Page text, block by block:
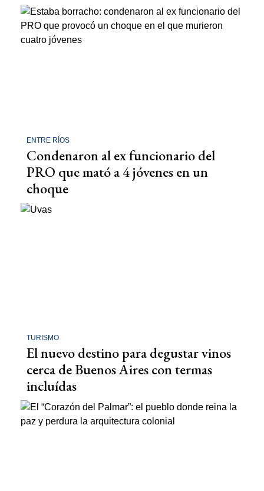
ENTRE RÍOS
Condenaron al ex funcionario del
PRO que mató a 4 jóvenes en un
choque
TURISMO
El nuevo destino para degustar vinos
cerca de Buenos Aires con termas
incluídas